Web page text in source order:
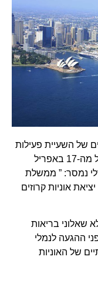
השעיית פעילות
אוניות קרוזים מתחומה לחדש אותה, החל מה-17 באפריל
נמסר: ” ממשלת
אוניות קרוזים
בריאות
ההגעה לנמלי
של האוניות